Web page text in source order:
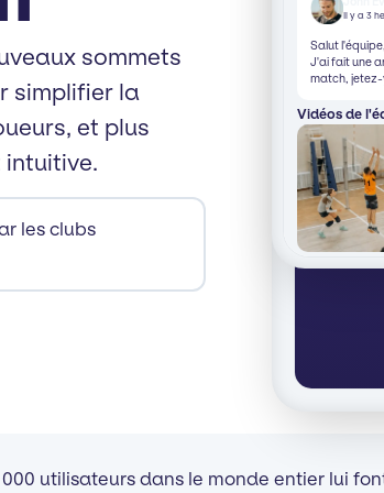
sommets
simplifier la
et plus
les clubs
Il y a 3
Salut
J'ai fait une
match,
Vidéos de
utilisateurs dans le monde entier lui